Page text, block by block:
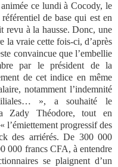
ce lundi à Cocody, le
de base qui est en
revu à la hausse. Donc, une
la vraie cette fois-ci, d’après
convaincue que l’embellie
par le président de la
de cet indice en même
notamment l’indemnité
», a souhaité le
Zady Théodore, tout en
l’émiettement progressif des
des arriérés. De 300 000
000 francs CFA, à entendre
se plaignent d’un